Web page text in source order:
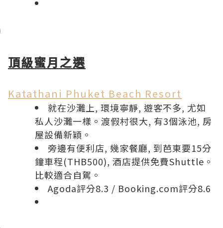
頂級蜜月之選
Katathani Phuket Beach Resort
就在沙灘上, 環境寧靜, 遊客不多, 尤如
私人沙灘一樣。渡假村很大, 有3個泳池, 房
屋設備新穎。
旁邊有便利店, 幾家餐廳, 到芭東要15分
鐘車程(THB500), 酒店提供免費Shuttle。
比較適合自駕。
Agoda評分8.3 / Booking.com評分8.6